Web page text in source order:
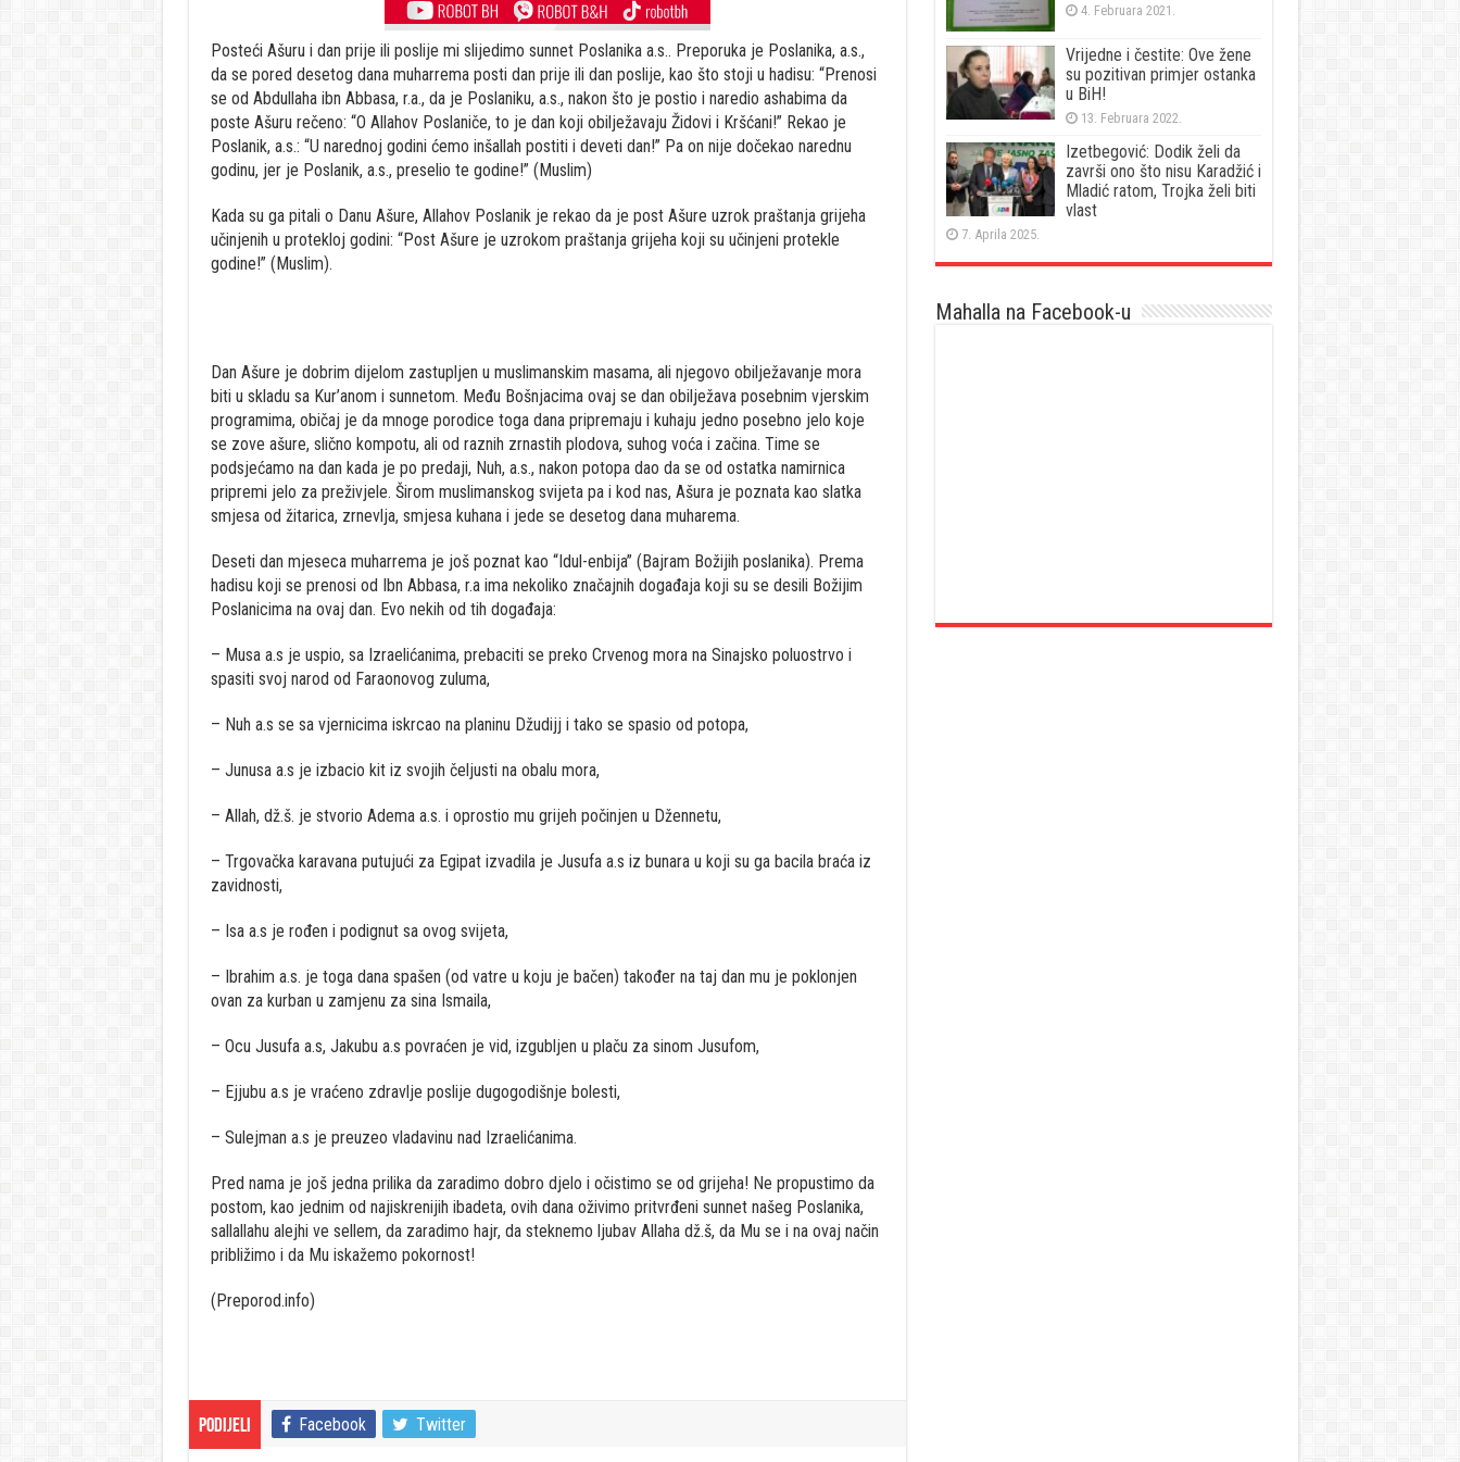
Posteći Ašuru i dan prije ili poslije mi slijedimo sunnet Poslanika a.s.. Preporuka je Poslanika, a.s.,
da se pored desetog dana muharrema posti dan prije ili dan poslije, kao što stoji u hadisu: “Prenosi
se od Abdullaha ibn Abbasa, r.a., da je Poslaniku, a.s., nakon što je postio i naredio ashabima da
poste Ašuru rečeno: “O Allahov Poslaniče, to je dan koji obilježavaju Židovi i Kršćani!” Rekao je
Poslanik, a.s.: “U narednoj godini ćemo inšallah postiti i deveti dan!” Pa on nije dočekao narednu
godinu, jer je Poslanik, a.s., preselio te godine!” (Muslim)
Kada su ga pitali o Danu Ašure, Allahov Poslanik je rekao da je post Ašure uzrok praštanja grijeha
učinjenih u protekloj godini: “Post Ašure je uzrokom praštanja grijeha koji su učinjeni protekle
godine!” (Muslim).
Dan Ašure je dobrim dijelom zastupljen u muslimanskim masama, ali njegovo obilježavanje mora
biti u skladu sa Kur’anom i sunnetom. Među Bošnjacima ovaj se dan obilježava posebnim vjerskim
programima, običaj je da mnoge porodice toga dana pripremaju i kuhaju jedno posebno jelo koje
se zove ašure, slično kompotu, ali od raznih zrnastih plodova, suhog voća i začina. Time se
podsjećamo na dan kada je po predaji, Nuh, a.s., nakon potopa dao da se od ostatka namirnica
pripremi jelo za preživjele. Širom muslimanskog svijeta pa i kod nas, Ašura je poznata kao slatka
smjesa od žitarica, zrnevlja, smjesa kuhana i jede se desetog dana muharema.
Deseti dan mjeseca muharrema je još poznat kao “Idul-enbija” (Bajram Božijih poslanika). Prema
hadisu koji se prenosi od Ibn Abbasa, r.a ima nekoliko značajnih događaja koji su se desili Božijim
Poslanicima na ovaj dan. Evo nekih od tih događaja:
– Musa a.s je uspio, sa Izraelićanima, prebaciti se preko Crvenog mora na Sinajsko poluostrvo i
spasiti svoj narod od Faraonovog zuluma,
– Nuh a.s se sa vjernicima iskrcao na planinu Džudijj i tako se spasio od potopa,
– Junusa a.s je izbacio kit iz svojih čeljusti na obalu mora,
– Allah, dž.š. je stvorio Adema a.s. i oprostio mu grijeh počinjen u Džennetu,
– Trgovačka karavana putujući za Egipat izvadila je Jusufa a.s iz bunara u koji su ga bacila braća iz
zavidnosti,
– Isa a.s je rođen i podignut sa ovog svijeta,
– Ibrahim a.s. je toga dana spašen (od vatre u koju je bačen) također na taj dan mu je poklonjen
ovan za kurban u zamjenu za sina Ismaila,
– Ocu Jusufa a.s, Jakubu a.s povraćen je vid, izgubljen u plaču za sinom Jusufom,
– Ejjubu a.s je vraćeno zdravlje poslije dugogodišnje bolesti,
– Sulejman a.s je preuzeo vladavinu nad Izraelićanima.
Pred nama je još jedna prilika da zaradimo dobro djelo i očistimo se od grijeha! Ne propustimo da
postom, kao jednim od najiskrenijih ibadeta, ovih dana oživimo pritvrđeni sunnet našeg Poslanika,
sallallahu alejhi ve sellem, da zaradimo hajr, da steknemo ljubav Allaha dž.š, da Mu se i na ovaj način
približimo i da Mu iskažemo pokornost!
(Preporod.info)
Podijeli Facebook Twitter
4. Februara 2021.
Vrijedne i čestite: Ove žene
su pozitivan primjer ostanka
u BiH!
13. Februara 2022.
Izetbegović: Dodik želi da
završi ono što nisu Karadžić i
Mladić ratom, Trojka želi biti
vlast
7. Aprila 2025.
Mahalla na Facebook-u